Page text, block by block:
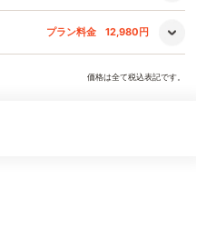
プラン料金 12,980円
価格は全て税込表記です。